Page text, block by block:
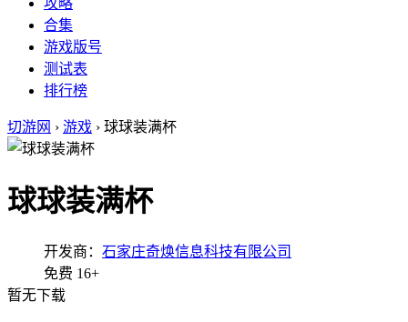
攻略
合集
游戏版号
测试表
排行榜
切游网 › 游戏 › 球球装满杯
球球装满杯
开发商： 石家庄奇焕信息科技有限公司
免费 16+
暂无下载